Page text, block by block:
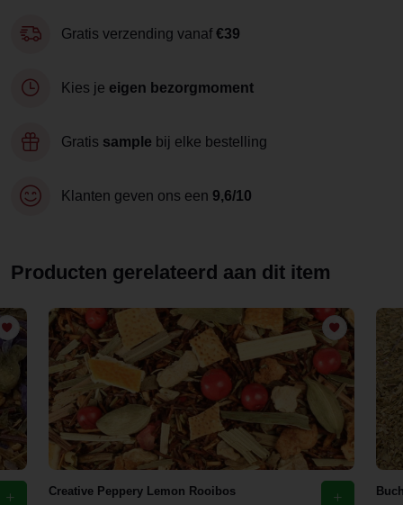
Gratis verzending vanaf €39
Kies je eigen bezorgmoment
Gratis sample bij elke bestelling
Klanten geven ons een 9,6/10
Producten gerelateerd aan dit item
Creative Peppery Lemon Rooibos